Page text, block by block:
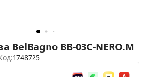
BelBagno BB-03C-NERO.M
1748725